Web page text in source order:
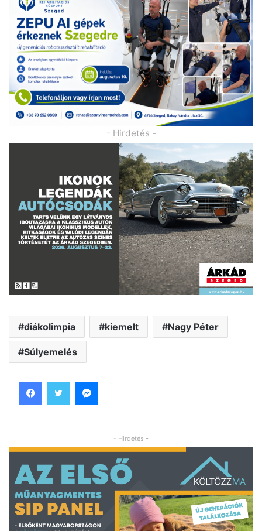
- Hirdetés -
diákolimpia kiemelt Nagy Péter
Súlyemelés
- Hirdetés -